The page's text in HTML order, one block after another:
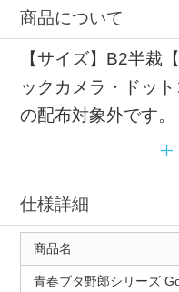
商品について
【サイズ】B2半裁
ックカメラ・ドッ
の配布対象外です。
仕様詳細
商品名
青春ブタ野郎シリーズ